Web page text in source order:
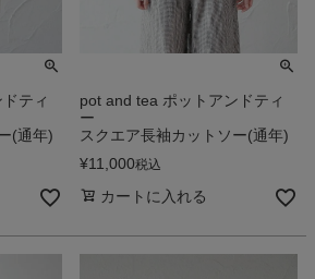
ティ
(通年)
pot and tea ポットアンドティ
ー
スクエア長袖カットソー(通年)
¥11,000税込
カートに入れる